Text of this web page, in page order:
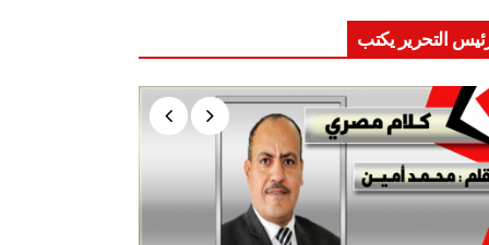
التحرير يكتب